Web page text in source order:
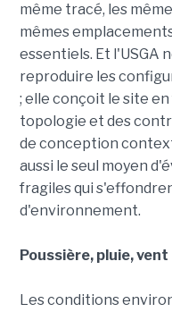
même tracé, les
mêmes
essentiels. Et l'USGA
reproduire les
; elle conçoit le site
topologie et des
de conception
aussi le seul moyen
fragiles qui
d'environnement.
Poussière, pluie, vent
Les conditions